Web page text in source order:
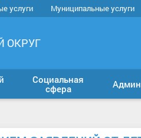
услуги Муниципальные услуги
ОКРУГ
Социальная
сфера